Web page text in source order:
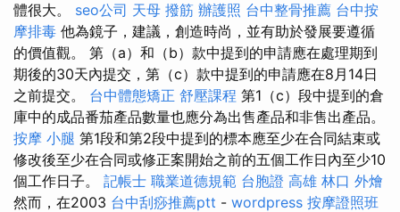
體很大。 seo公司 天母 撥筋 辦護照 台中整骨推薦 台中按
摩排毒 他為鏡子，建議，創造時尚，並有助於發展要遵循
的價值觀。 第（a）和（b）款中提到的申請應在處理期到
期後的30天內提交，第（c）款中提到的申請應在8月14日
之前提交。 台中體態矯正 舒壓課程 第1（c）段中提到的倉
庫中的成品番茄產品數量也應分為出售產品和非售出產品。
按摩 小腿 第1段和第2段中提到的標本應至少在合同結束或
修改後至少在合同或修正案開始之前的五個工作日內至少10
個工作日子。 記帳士 職業道德規範 台胞證 高雄 林口 外燴
然而，在2003 台中刮痧推薦ptt - wordpress 按摩證照班